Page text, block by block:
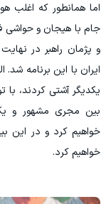
اما همانطور که اغلب
جام با هیجان و حواشی
و پژمان راهبر در
ایران با این برنامه
یکدیگر آشتی کردند، با
بین مجری مشهور و
خواهیم کرد و در این
خواهیم کرد.